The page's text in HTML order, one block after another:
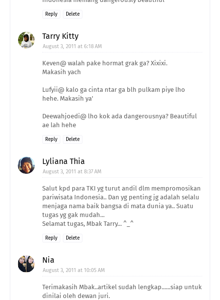
Reply Delete
Tarry Kitty
August 3, 2011 at 6:18 AM
Keven@ walah pake hormat grak ga? Xixixi.
Makasih yach
Lufyii@ kalo ga cinta ntar ga blh pulkam piye lho
hehe. Makasih ya'
Deewahjoedi@ lho kok ada dangerousnya? Beautiful
ae lah hehe
Reply Delete
Lyliana Thia
August 3, 2011 at 8:37 AM
Salut kpd para TKI yg turut andil dlm mempromosikan
pariwisata Indonesia.. Dan yg penting jg adalah selalu
menjaga nama baik bangsa di mata dunia ya.. Suatu
tugas yg gak mudah...
Selamat tugas, Mbak Tarry... ^_^
Reply Delete
Nia
August 3, 2011 at 10:05 AM
Terimakasih Mbak..artikel sudah lengkap......siap untuk
dinilai oleh dewan juri.